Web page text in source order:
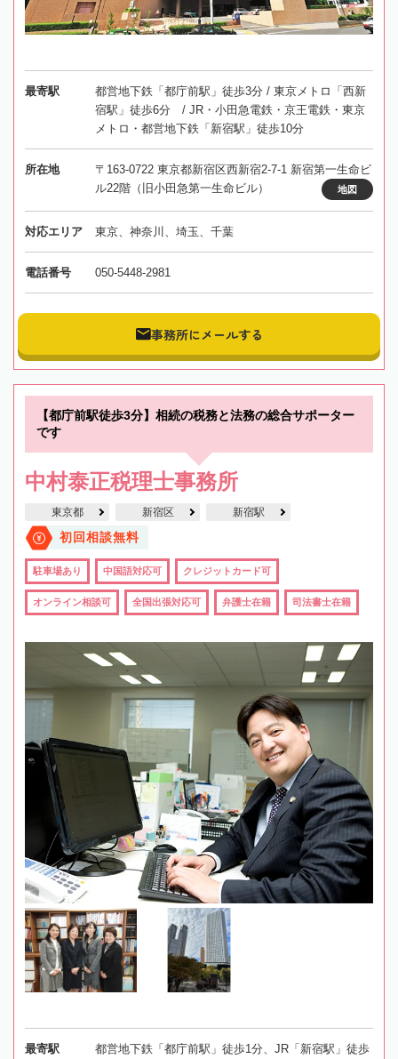
最寄駅
都営地下鉄「都庁前駅」徒歩3分 / 東京メトロ「西新
宿駅」徒歩6分 / JR・小田急電鉄・京王電鉄・東京
メトロ・都営地下鉄「新宿駅」徒歩10分
所在地
〒163-0722 東京都新宿区西新宿2-7-1 新宿第一生命ビ
ル22階（旧小田急第一生命ビル）
地図
対応エリア 東京、神奈川、埼玉、千葉
電話番号 050-5448-2981
事務所にメールする
【都庁前駅徒歩3分】相続の税務と法務の総合サポーター
です
中村泰正税理士事務所
東京都 新宿区 新宿駅
初回相談無料
駐車場あり 中国語対応可 クレジットカード可
オンライン相談可 全国出張対応可 弁護士在籍 司法書士在籍
最寄駅
都営地下鉄「都庁前駅」徒歩1分、JR「新宿駅」徒歩